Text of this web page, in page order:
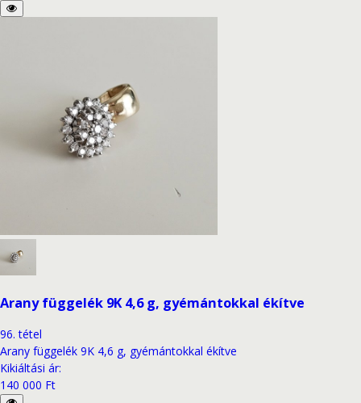
Arany függelék 9K 4,6 g, gyémántokkal ékítve
96. tétel
Arany függelék 9K 4,6 g, gyémántokkal ékítve
Kikiáltási ár:
140 000 Ft